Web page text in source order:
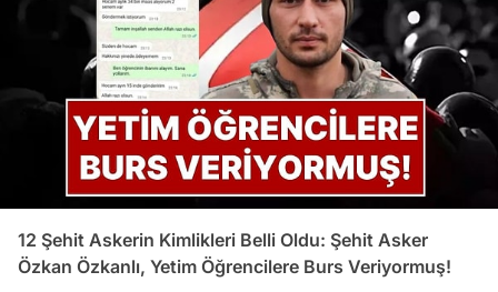
12 Şehit Askerin Kimlikleri Belli Oldu: Şehit Asker
Özkan Özkanlı, Yetim Öğrencilere Burs Veriyormuş!